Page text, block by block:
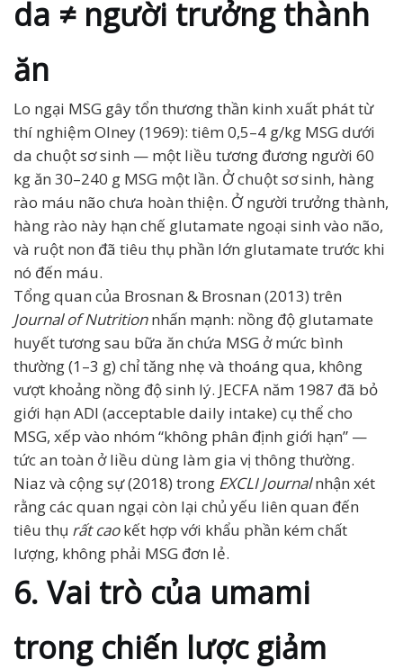
da ≠ người trưởng thành
ăn
Lo ngại MSG gây tổn thương thần kinh xuất phát từ
thí nghiệm Olney (1969): tiêm 0,5–4 g/kg MSG dưới
da chuột sơ sinh — một liều tương đương người 60
kg ăn 30–240 g MSG một lần. Ở chuột sơ sinh, hàng
rào máu não chưa hoàn thiện. Ở người trưởng thành,
hàng rào này hạn chế glutamate ngoại sinh vào não,
và ruột non đã tiêu thụ phần lớn glutamate trước khi
nó đến máu.
Tổng quan của Brosnan & Brosnan (2013) trên
Journal of Nutritionnhấn mạnh: nồng độ glutamate
huyết tương sau bữa ăn chứa MSG ở mức bình
thường (1–3 g) chỉ tăng nhẹ và thoáng qua, không
vượt khoảng nồng độ sinh lý. JECFA năm 1987 đã bỏ
giới hạn ADI (acceptable daily intake) cụ thể cho
MSG, xếp vào nhóm “không phân định giới hạn” —
tức an toàn ở liều dùng làm gia vị thông thường.
Niaz và cộng sự (2018) trong EXCLI Journalnhận xét
rằng các quan ngại còn lại chủ yếu liên quan đến
tiêu thụ rất caokết hợp với khẩu phần kém chất
lượng, không phải MSG đơn lẻ.
6. Vai trò của umami
trong chiến lược giảm